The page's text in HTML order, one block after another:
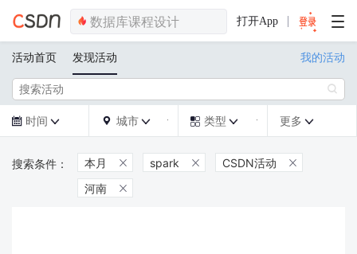
打开App
活动首页 发现活动 我的活动

 时间   城市   类型  更多 
本月  spark  CSDN活动 
河南 